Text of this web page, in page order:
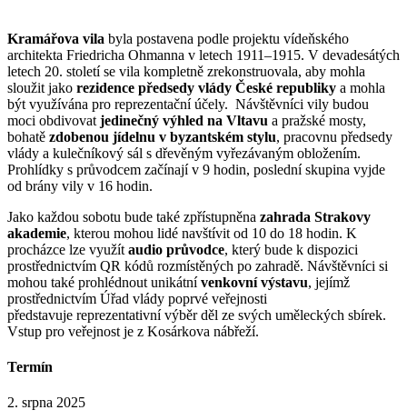
Kramářova vila byla postavena podle projektu vídeňského
architekta Friedricha Ohmanna v letech 1911–1915. V devadesátých
letech 20. století se vila kompletně zrekonstruovala, aby mohla
sloužit jako rezidence předsedy vlády České republiky a mohla
být využívána pro reprezentační účely. Návštěvníci vily budou
moci obdivovat jedinečný výhled na Vltavu a pražské mosty,
bohatě zdobenou jídelnu v byzantském stylu, pracovnu předsedy
vlády a kulečníkový sál s dřevěným vyřezávaným obložením.
Prohlídky s průvodcem začínají v 9 hodin, poslední skupina vyjde
od brány vily v 16 hodin.
Jako každou sobotu bude také zpřístupněna zahrada Strakovy
akademie, kterou mohou lidé navštívit od 10 do 18 hodin. K
procházce lze využít audio průvodce, který bude k dispozici
prostřednictvím QR kódů rozmístěných po zahradě. Návštěvníci si
mohou také prohlédnout unikátnívenkovní výstavu, jejímž
prostřednictvím Úřad vlády poprvé veřejnosti
představuje reprezentativní výběr děl ze svých uměleckých sbírek.
Vstup pro veřejnost je z Kosárkova nábřeží.
Termín
2. srpna 2025